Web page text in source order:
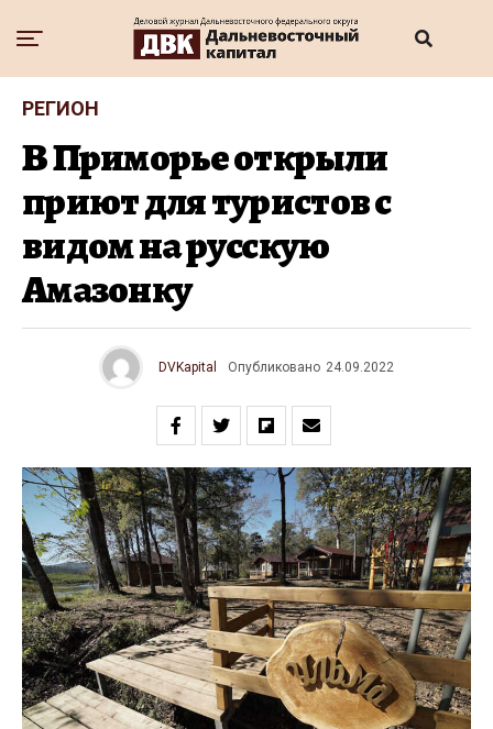
РЕГИОН
В Приморье открыли
приют для туристов с
видом на русскую
Амазонку
DVKapital Опубликовано 24.09.2022